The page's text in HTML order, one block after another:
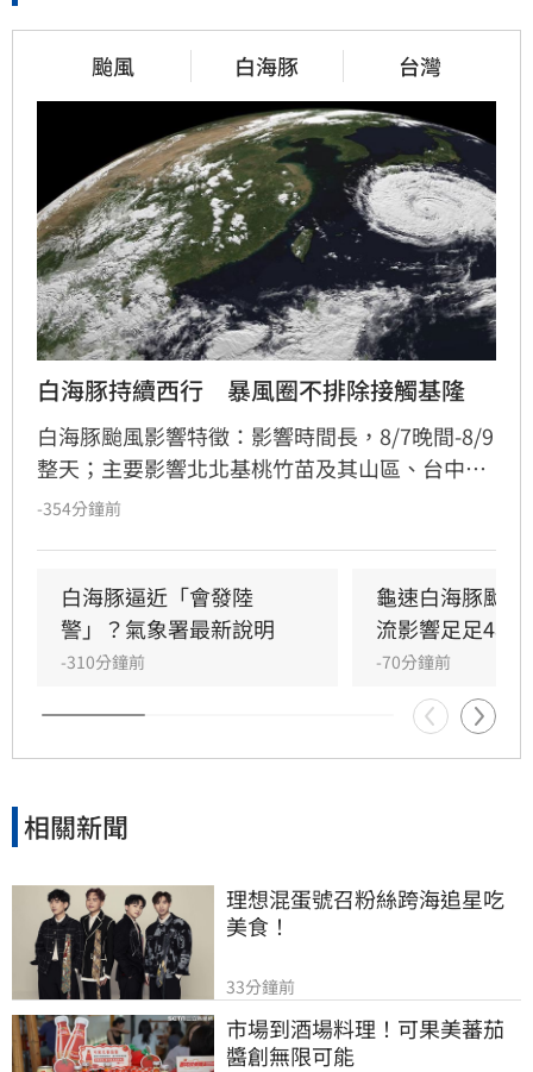
颱風 白海豚 台灣
白海豚持續西行　暴風圈不排除接觸基隆
白海豚颱風影響特徵：影響時間長，8/7晚間-8/9
整天；主要影響北北基桃竹苗及其山區、台中南
投山區；週六深夜-週日早上距離陸地最近，影響
-354分鐘前
白海豚逼近「會發陸
警」？氣象署最新說明
-310分鐘前
龜速白海豚颱
流影響足足48
-70分鐘前
相關新聞
理想混蛋號召粉絲跨海追星吃
美食！
33分鐘前
市場到酒場料理！可果美蕃茄
醬創無限可能